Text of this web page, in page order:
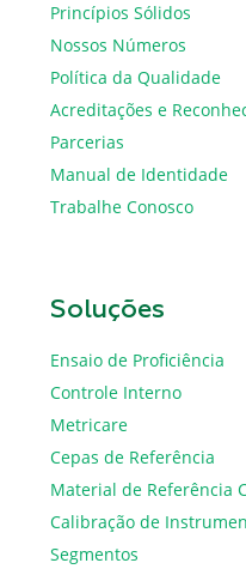
Princípios Sólidos
Nossos Números
Política da Qualidade
Acreditações e
Parcerias
Manual de Identidade
Trabalhe Conosco
Soluções
Ensaio de Proficiência
Controle Interno
Metricare
Cepas de Referência
Material de Referência
Calibração de
Segmentos